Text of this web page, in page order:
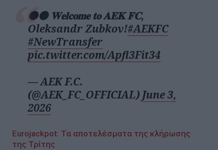
⚫️🟡 𝐖𝐞𝐥𝐜𝐨𝐦𝐞 𝐭𝐨 𝐀𝐄𝐊 𝐅𝐂,
Oleksandr Zubkov!#AEKFC
#NewTransfer
pic.twitter.com/Apfl3Fit34
— AEK F.C.
(@AEK_FC_OFFICIAL) June 3,
2026
Eurojackpot: Τα αποτελέσματα της κλήρωσης
της Τρίτης